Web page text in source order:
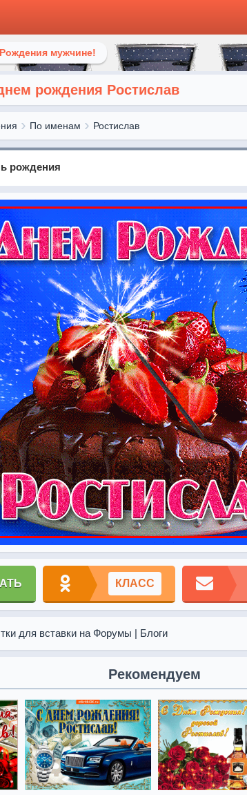
мужчине!
рождения Ростислав
По именам Ростислав
рождения
КЛАСС
для вставки на Форумы | Блоги
Рекомендуем